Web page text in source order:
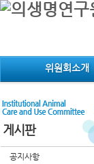
메인메뉴 바로가기
컨텐츠 바로가기
위원회소개
게시판
공지사항